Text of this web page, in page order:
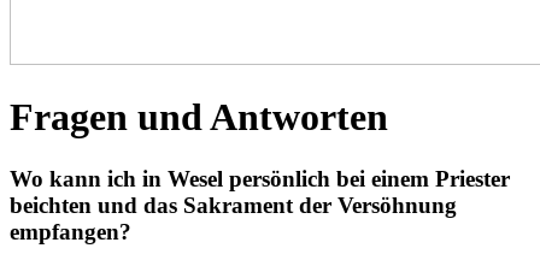
Fragen und Antworten
Wo kann ich in Wesel persönlich bei einem Priester
beichten und das Sakrament der Versöhnung
empfangen?